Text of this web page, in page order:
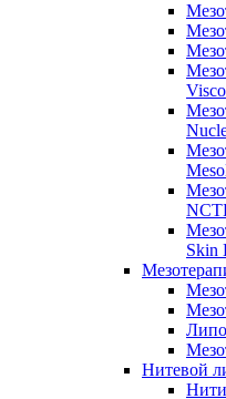
Skin
Нитевой
Нити